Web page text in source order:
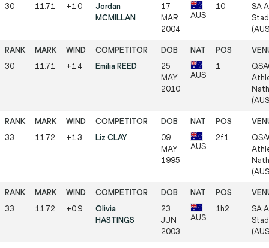
30 11.71 +1.0
Jordan
MCMILLAN
17
MAR
2004
AUS
10
SA
30 11.71 +1.4 Emilia REED
25
MAY
2010
AUS
1
33 11.72 +1.3 Liz CLAY
09
MAY
1995
AUS
2f1
33 11.72 +0.9
Olivia
HASTINGS
23
JUN
2003
AUS
1h2
SA